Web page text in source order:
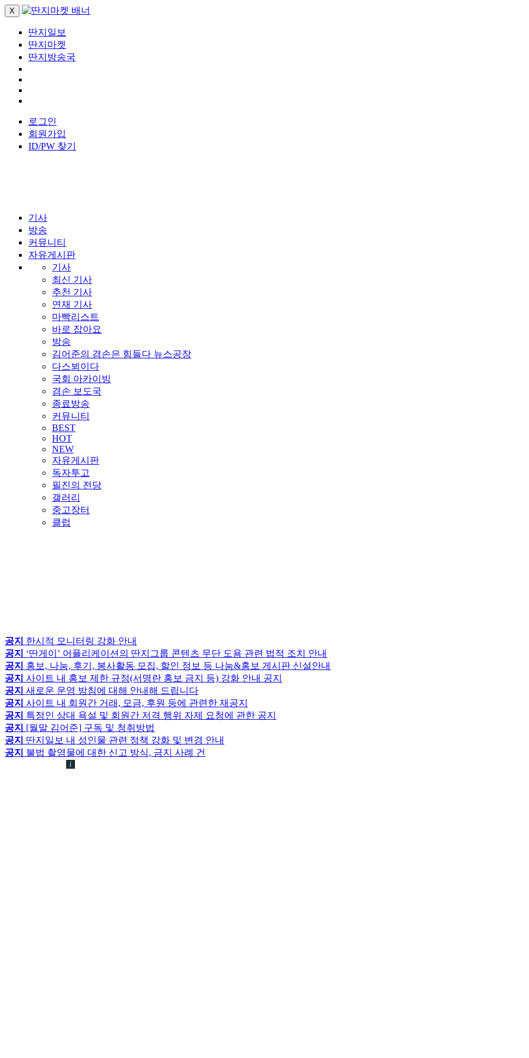
X
딴지일보
딴지마켓
딴지방송국
로그인
회원가입
ID/PW 찾기
기사
방송
커뮤니티
자유게시판
기사
최신 기사
추천 기사
연재 기사
마빡리스트
바로 잡아요
방송
김어준의 겸손은 힘들다 뉴스공장
다스뵈이다
국회 아카이빙
겸손 보도국
종료방송
커뮤니티
BEST
HOT
NEW
자유게시판
독자투고
필진의 전당
갤러리
중고장터
클럽
공지 한시적 모니터링 강화 안내
공지 ‘딴게이’ 어플리케이션의 딴지그룹 콘텐츠 무단 도용 관련 법적 조치 안내
공지 홍보, 나눔, 후기, 봉사활동 모집, 할인 정보 등 나눔&홍보 게시판 신설안내
공지 사이트 내 홍보 제한 규정(서명란 홍보 금지 등) 강화 안내 공지
공지 새로운 운영 방침에 대해 안내해 드립니다
공지 사이트 내 회원간 거래, 모금, 후원 등에 관련한 재공지
공지 특정인 상대 욕설 및 회원간 저격 행위 자제 요청에 관한 공지
공지 [월말 김어준] 구독 및 청취방법
공지 딴지일보 내 성인물 관련 정책 강화 및 변경 안내
공지 불법 촬영물에 대한 신고 방식, 금지 사례 건